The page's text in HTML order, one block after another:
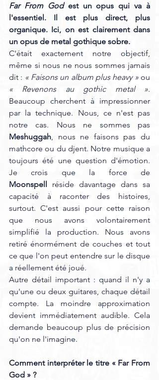
Far From God est un opus qui va à
l'essentiel. Il est plus direct, plus
organique. Ici, on est clairement dans
un opus de metal gothique sobre.
C'était exactement notre objectif,
même si nous ne nous sommes jamais
dit : « Faisons un album plus heavy »
« Revenons au gothic metal ».
Beaucoup cherchent à impressionner
par la technique. Nous, ce n'est pas
Meshuggah , nous ne faisons pas du
mathcore ou du djent. Notre musique a
toujours été une question d'émotion.
Moonspell réside davantage dans sa
capacité à raconter des histoires,
surtout. C'est aussi pour cette raison
que nous avons volontairement
simplifié la production. Nous avons
retiré énormément de couches et tout
ce que l'on peut entendre sur le disque
a réellement été joué.
Autre détail important : quand il n'y a
qu'une ou deux guitares, chaque détail
compte. La moindre approximation
devient immédiatement audible. Cela
demande beaucoup plus de précision
qu'on ne l'imagine.
Comment interpréter le titre « Far From
God » ?